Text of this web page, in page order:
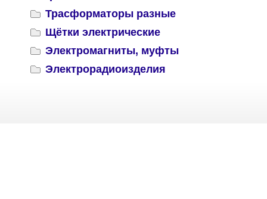
Трасформаторы разные
Щётки электрические
Электромагниты, муфты
Электрорадиоизделия